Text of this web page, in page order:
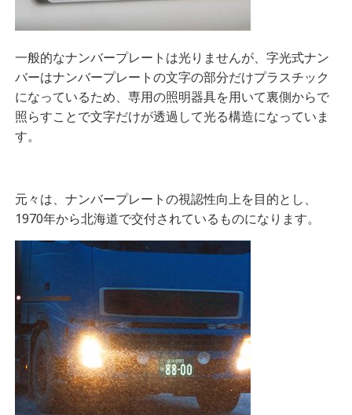
一般的なナンバープレートは光りませんが、字光式ナン
バーはナンバープレートの文字の部分だけプラスチック
になっているため、専用の照明器具を用いて裏側からで
照らすことで文字だけが透過して光る構造になっていま
す。
元々は、 ナンバープレートの視認性向上を目的とし、
1970年から北海道で交付されているものになります。